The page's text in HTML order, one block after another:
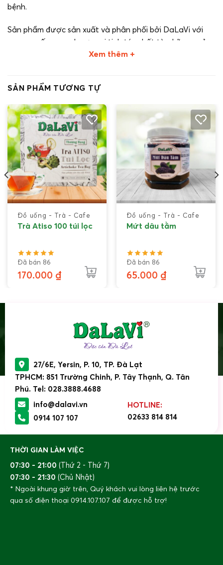
bệnh.
Sản phẩm được sản xuất và phân phối bởi DaLaVi với
mong muốn mang hương vị tinh túy nhất từ những quả
dâu tằm được chọn lựa kỹ càng đến với người sử dụng.
Hạn sử dụng: 12 tháng kể từ ngày sản xuất.
Số mã vạch: 8938509921361
Số GCN CSĐĐKATTP: ĐGR112/2024/NNPTNT-LĐ
Xuất xứ: Lâm Đồng, Việt Nam.
Nước cốt dâu tằm DaLaVi. Đóng chai: 350ml
Hướng dẫn sử dụng và bảo quản
Hướng dẫn sử dụng:pha loãng với nước sôi để nguội
hoặc thêm đá tùy thích, dùng làm thức uống giải khát.
Xem thêm +
SẢN PHẨM TƯƠNG TỰ
Đồ uống - Trà - Cafe
Trà Atiso 100 túi lọc
Đã bán 86
170.000 ₫
Đồ uống - Trà - Cafe
Mứt dâu tằm
Đã bán 86
65.000 ₫
27/6E, Yersin, P. 10, TP. Đà Lạt
TPHCM: 851 Trường Chinh, P. Tây Thạnh, Q. Tân
Phú. Tel: 028.3888.4688
info@dalavi.vn
0914 107 107
HOTLINE:
02633 814 814
THỜI GIAN LÀM VIỆC
07:30 - 21:00 (Thứ 2 - Thứ 7)
07:30 - 21:30 (Chủ Nhật)
* Ngoài khung giờ trên, Quý khách vui lòng liên hệ trước
qua số điện thoại 0914.107.107 để được hỗ trợ!